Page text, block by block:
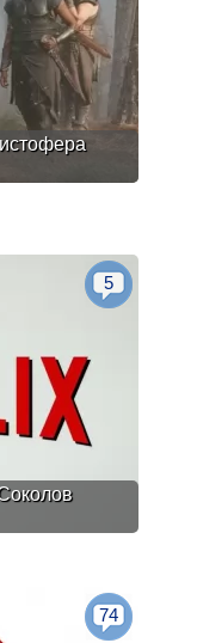
5
74